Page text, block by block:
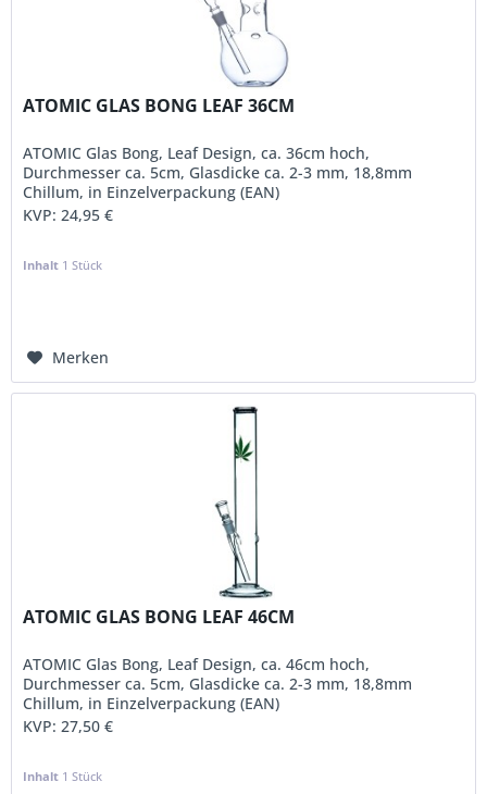
ATOMIC GLAS BONG LEAF 36CM
ATOMIC Glas Bong, Leaf Design, ca. 36cm hoch,
Durchmesser ca. 5cm, Glasdicke ca. 2-3 mm, 18,8mm
Chillum, in Einzelverpackung (EAN)
KVP: 24,95 €
Inhalt 1 Stück
Merken
ATOMIC GLAS BONG LEAF 46CM
ATOMIC Glas Bong, Leaf Design, ca. 46cm hoch,
Durchmesser ca. 5cm, Glasdicke ca. 2-3 mm, 18,8mm
Chillum, in Einzelverpackung (EAN)
KVP: 27,50 €
Inhalt 1 Stück